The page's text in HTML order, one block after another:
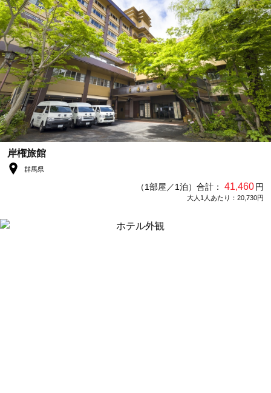
岸権旅館
群馬県
（1部屋／1泊）合計： 41,460円
大人1人あたり：20,730円